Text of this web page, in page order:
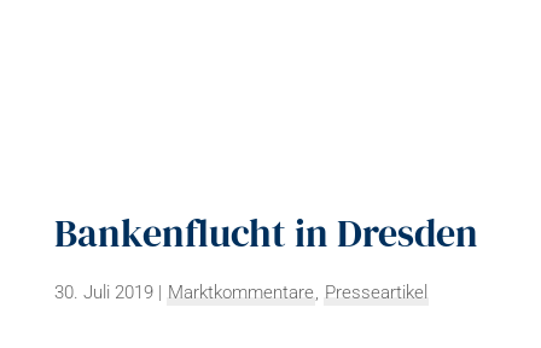
Bankenflucht in Dresden
30. Juli 2019| Marktkommentare, Presseartikel